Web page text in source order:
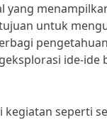
yang
untuk
ide-
kegiatan seperti